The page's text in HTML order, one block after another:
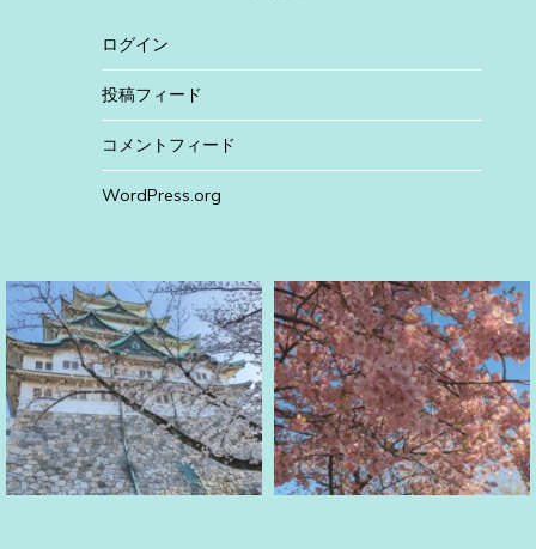
ログイン
投稿フィード
コメントフィード
WordPress.org